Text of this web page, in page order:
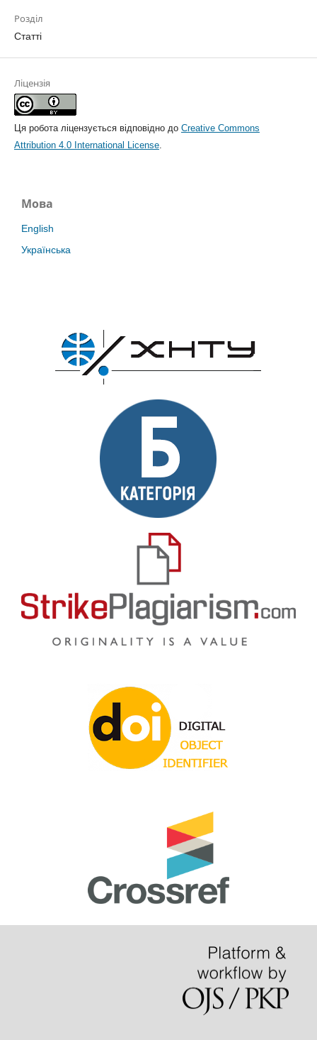
Розділ
Статті
Ліцензія
Ця робота ліцензується відповідно до Creative Commons
Attribution 4.0 International License.
Мова
English
Українська